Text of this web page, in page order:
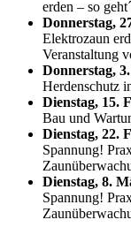
erden – so
Donnerstag,
Elektrozaun
Veranstaltung
Donnerstag,
Herdenschutz
Dienstag, 15.
Bau und
Dienstag, 22.
Spannung!
Dienstag, 8.
Spannung!